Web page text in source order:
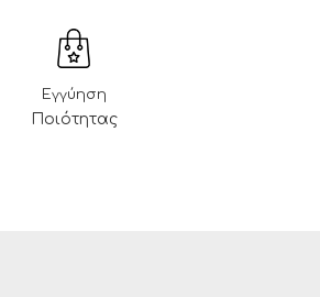
Εγγύηση
Ποιότητας